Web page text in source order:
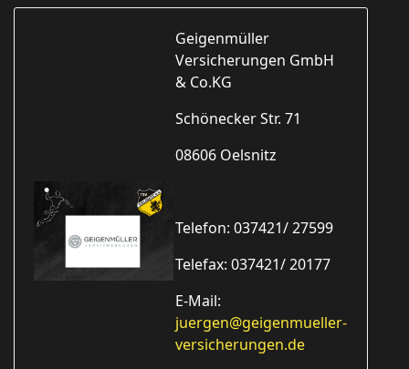
Geigenmüller
Versicherungen GmbH
& Co.KG
Schönecker Str. 71
08606 Oelsnitz
Telefon: 037421/ 27599
Telefax: 037421/ 20177
E-Mail:
juergen@geigenmueller-
versicherungen.de